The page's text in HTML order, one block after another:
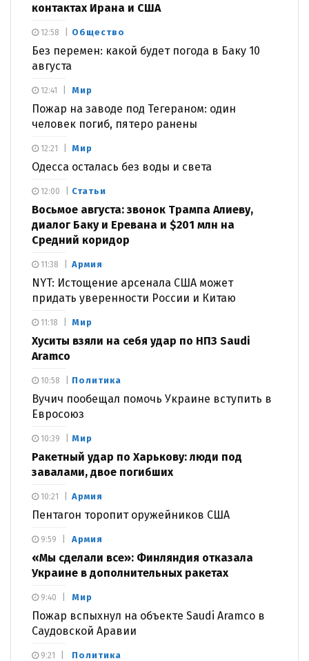
контактах Ирана и США
Общество
Без перемен: какой будет погода в Баку 10
августа
12:58
Мир
Пожар на заводе под Тегераном: один
человек погиб, пятеро ранены
12:41
Мир
Одесса осталась без воды и света
12:21
Статьи
Восьмое августа: звонок Трампа Алиеву,
диалог Баку и Еревана и $201 млн на
Средний коридор
12:00
Армия
NYT: Истощение арсенала США может
придать уверенности России и Китаю
11:38
Мир
Хуситы взяли на себя удар по НПЗ Saudi
Aramco
11:18
Политика
Вучич пообещал помочь Украине вступить в
Евросоюз
10:58
Мир
Ракетный удар по Харькову: люди под
завалами, двое погибших
10:39
Армия
Пентагон торопит оружейников США
10:21
Армия
«Мы сделали все»: Финляндия отказала
Украине в дополнительных ракетах
9:59
Мир
Пожар вспыхнул на объекте Saudi Aramco в
Саудовской Аравии
9:40
Политика
9:21